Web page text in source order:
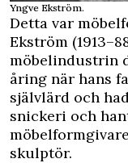
Yngve Ekström.
Detta var
Ekström
möbelindustrin
åring när hans
självlärd och
snickeri och
skulptör.